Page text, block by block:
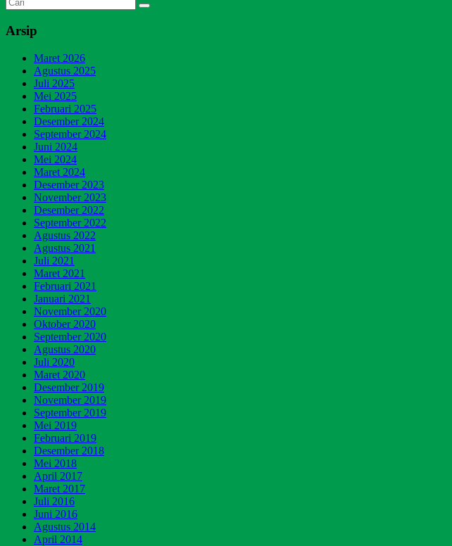
Arsip
Maret 2026
Agustus 2025
Juli 2025
Mei 2025
Februari 2025
Desember 2024
September 2024
Juni 2024
Mei 2024
Maret 2024
Desember 2023
November 2023
Desember 2022
September 2022
Agustus 2022
Agustus 2021
Juli 2021
Maret 2021
Februari 2021
Januari 2021
November 2020
Oktober 2020
September 2020
Agustus 2020
Juli 2020
Maret 2020
Desember 2019
November 2019
September 2019
Mei 2019
Februari 2019
Desember 2018
Mei 2018
April 2017
Maret 2017
Juli 2016
Juni 2016
Agustus 2014
April 2014